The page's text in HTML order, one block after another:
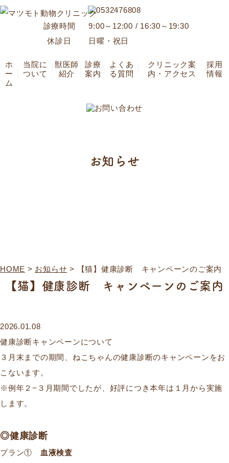
診療時間
9:00～12:00 / 16:30～19:30
休診日
日曜・祝日
ホ
ー
ム
当院に
ついて
獣医師
紹介
診療
案内
よくあ
る質問
クリニック案
内・アクセス
採用
情報
お知らせ
HOME > お知らせ > 【猫】健康診断 キャンペーンのご案内
【猫】健康診断 キャンペーンのご案内
2026.01.08
健康診断キャンペーンについて
３月末までの期間、ねこちゃんの健康診断のキャンペーンをお
こないます。
※例年２−３月期間でしたが、好評につき本年は１月から実施
します。
◎健康診断
プラン①
血液検査